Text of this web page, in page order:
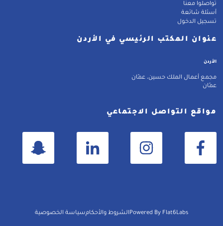
تواصلوا معنا
أسئلة شائعة
تسجيل الدخول
عنوان المكتب الرئيسي في الأردن
الأردن
مجمع أعمال الملك حسين، عمّان
عمّان
مواقع التواصل الاجتماعي
Powered By Flat6Labsالشروط والأحكامسياسة الخصوصية